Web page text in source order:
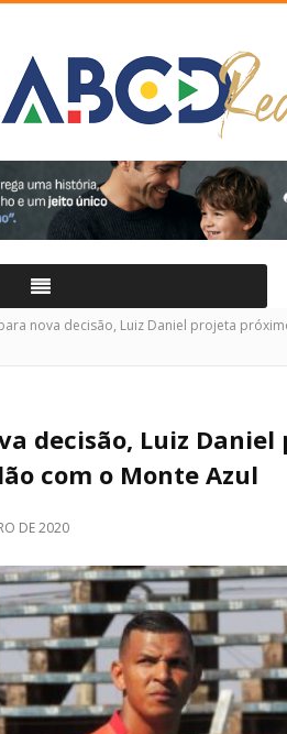
nova decisão, Luiz Daniel projeta
decisão, Luiz
com o Monte Azul
DE 2020